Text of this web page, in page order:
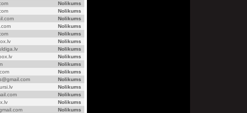
Nolikums
Nolikums
Nolikums
Nolikums
Nolikums
Nolikums
Nolikums
Nolikums
Nolikums
Nolikums
Nolikums
Nolikums
Nolikums
Nolikums
Nolikums